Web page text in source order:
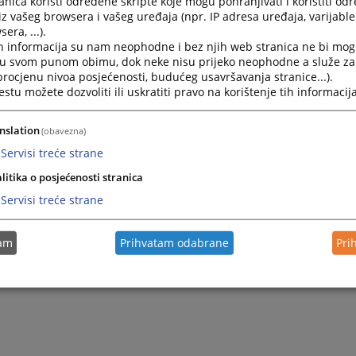
lijeku. Rok za izjavljivanje žalbe određen je u pravnoj
u prostoriji za prijem pismena ovog suda na drugom katu
vašeg browsera i vašeg uređaja (npr. IP adresa uređaja,
...).
informacija su nam neophodne i bez njih web stranica ne bi
svom punom obimu, dok neke nisu prijeko neophodne a služe
nivoa posjećenosti, budućeg usavršavanja stranice...).
možete dozvoliti ili uskratiti pravo na korištenje tih
(obavezna)
Servisi treće strane
o posjećenosti stranica
Servisi treće strane
Prihvatam odabrane